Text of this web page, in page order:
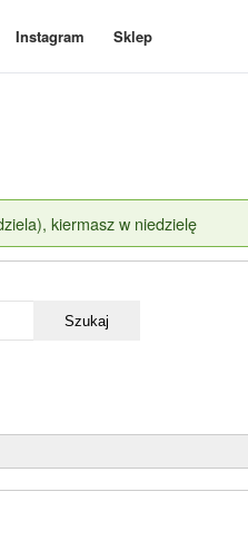
Instagram Sklep
kiermasz w niedzielę
Szukaj